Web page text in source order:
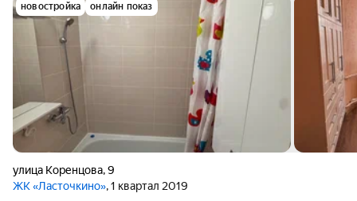
новостройка онлайн показ
улица Коренцова,9
ЖК «Ласточкино», 1 квартал 2019